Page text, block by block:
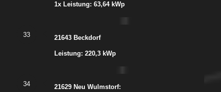
1x Leistung: 63,64 kWp
33 21643 Beckdorf
Leistung: 220,3 kWp
34 21629 Neu Wulmstorf: